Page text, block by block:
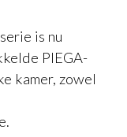
is nu
PIEGA-
kamer, zowel